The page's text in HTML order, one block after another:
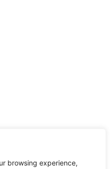
browsing experience,